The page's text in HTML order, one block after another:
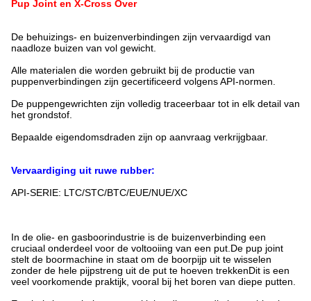
Pup Joint en X-Cross Over
De behuizings- en buizenverbindingen zijn vervaardigd van
naadloze buizen van vol gewicht.
Alle materialen die worden gebruikt bij de productie van
puppenverbindingen zijn gecertificeerd volgens API-normen.
De puppengewrichten zijn volledig traceerbaar tot in elk detail van
het grondstof.
Bepaalde eigendomsdraden zijn op aanvraag verkrijgbaar.
Vervaardiging uit ruwe rubber:
API-SERIE: LTC/STC/BTC/EUE/NUE/XC
In de olie- en gasboorindustrie is de buizenverbinding een
cruciaal onderdeel voor de voltooiing van een put.De pup joint
stelt de boormachine in staat om de boorpijp uit te wisselen
zonder de hele pijpstreng uit de put te hoeven trekkenDit is een
veel voorkomende praktijk, vooral bij het boren van diepe putten.